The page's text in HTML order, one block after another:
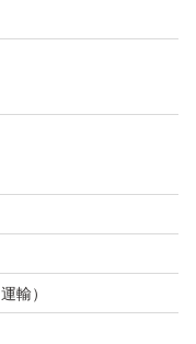
いまで約９ヶ月間の
きない場合があるの
輸）